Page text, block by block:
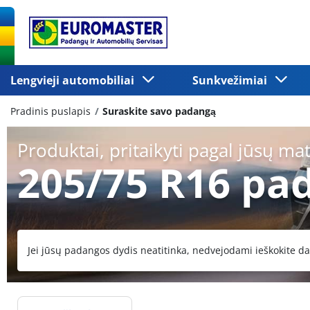
Lengvieji automobiliai Sunkvežimiai
Pradinis puslapis Suraskite savo padangą
Produktai, pritaikyti pagal jūsų
205/75 R16
Jei jūsų padangos dydis neatitinka, nedvejodami ieškokite